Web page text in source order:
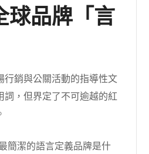
球品牌「言
行銷與公關活動的指導性文
詞，但界定了不可逾越的紅
簡潔的語言定義品牌是什